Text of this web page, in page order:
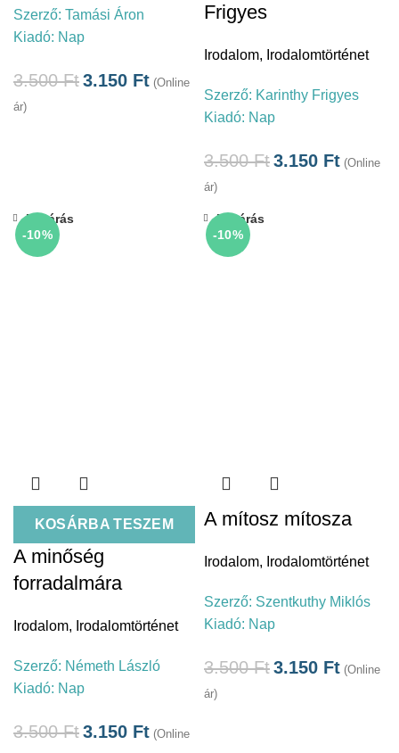
Szerző: Tamási Áron
Kiadó: Nap
3.500Ft3.150 Ft (Online
ár)
Frigyes
Irodalom, Irodalomtörténet
Szerző: Karinthy Frigyes
Kiadó: Nap
3.500Ft3.150 Ft (Online
ár)
-10%
KOSÁRBA TESZEM
Bezárás
A minőség
forradalmára
Irodalom, Irodalomtörténet
Szerző: Németh László
Kiadó: Nap
3.500Ft3.150 Ft (Online
-10%
Bezárás
A mítosz mítosza
Irodalom, Irodalomtörténet
Szerző: Szentkuthy Miklós
Kiadó: Nap
3.500Ft3.150 Ft (Online
ár)